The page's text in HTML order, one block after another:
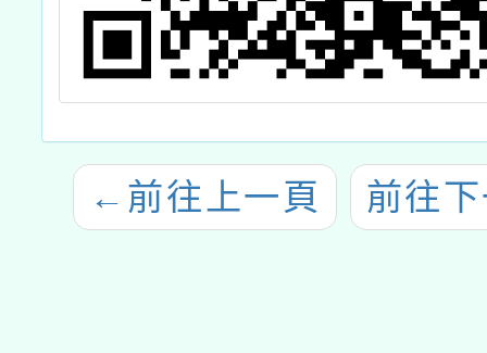
← 前往上一頁 前往